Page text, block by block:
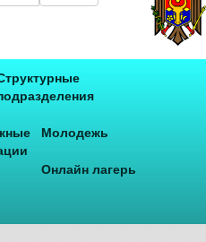
Молодежь
Онлайн лагерь